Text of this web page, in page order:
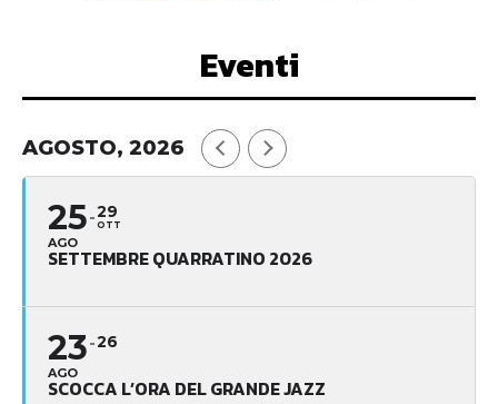
Eventi
AGOSTO, 2026
25
AGO
29
OTT
SETTEMBRE QUARRATINO 2026
23
AGO
26
SCOCCA L’ORA DEL GRANDE JAZZ